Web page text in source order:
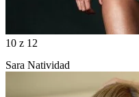
10 z 12
Sara Natividad